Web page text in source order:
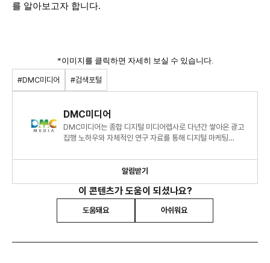
를 알아보고자 합니다.
*이미지를 클릭하면 자세히 보실 수 있습니다.
#DMC미디어 #검색포털
DMC미디어
DMC미디어는 종합 디지털 미디어렙사로 다년간 쌓아온 광고
집행 노하우와 자체적인 연구 자료를 통해 디지털 마케팅
알림받기
이 콘텐츠가 도움이 되셨나요?
도움돼요 아쉬워요